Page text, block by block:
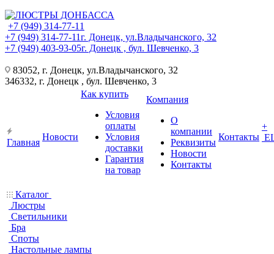
+7 (949) 314-77-11
+7 (949) 314-77-11г. Донецк, ул.Владычанского, 32
+7 (949) 403-93-05г. Донецк , бул. Шевченко, 3
83052, г. Донецк, ул.Владычанского, 32
346332, г. Донецк , бул. Шевченко, 3
Главная
Новости
Как купить
Условия
оплаты
Условия
доставки
Гарантия
на товар
Компания
О
компании
Реквизиты
Новости
Контакты
Контакты
+
Каталог
Люстры
Светильники
Бра
Споты
Настольные лампы